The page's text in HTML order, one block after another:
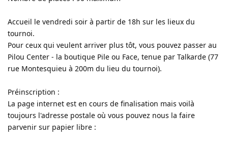
Accueil le vendredi soir à partir de 18h sur les lieux du
tournoi.
Pour ceux qui veulent arriver plus tôt, vous pouvez passer au
Pilou Center - la boutique Pile ou Face, tenue par Talkarde (77
rue Montesquieu à 200m du lieu du tournoi).
Préinscription :
La page internet est en cours de finalisation mais voilà
toujours l'adresse postale où vous pouvez nous la faire
parvenir sur papier libre :